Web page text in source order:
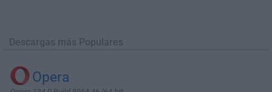
Descargas más Populares
Opera